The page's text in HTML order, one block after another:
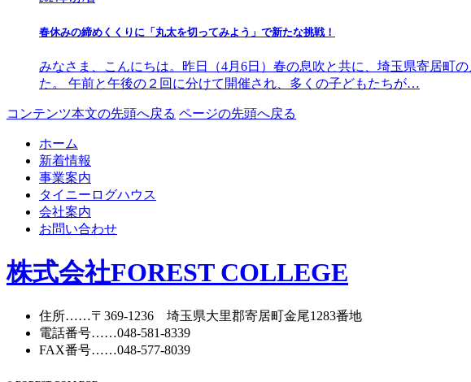
春休みの締めくくりに「丸太を切ってみよう」で新たな挑戦！
みなさま、こんにちは。昨日（4月6日）春の息吹と共に、埼玉県寄居町
た。 午前と午後の２回に分けて開催され、多くの子どもたちが…
コンテンツ本文の先頭へ戻る ページの先頭へ戻る
ホーム
新着情報
事業案内
タイニーログハウス
会社案内
お問い合わせ
株式会社FOREST COLLEGE
住所……〒369-1236 埼玉県大里郡寄居町 金尾1283番地
電話番号……048-581-8339
FAX番号……048-577-8039